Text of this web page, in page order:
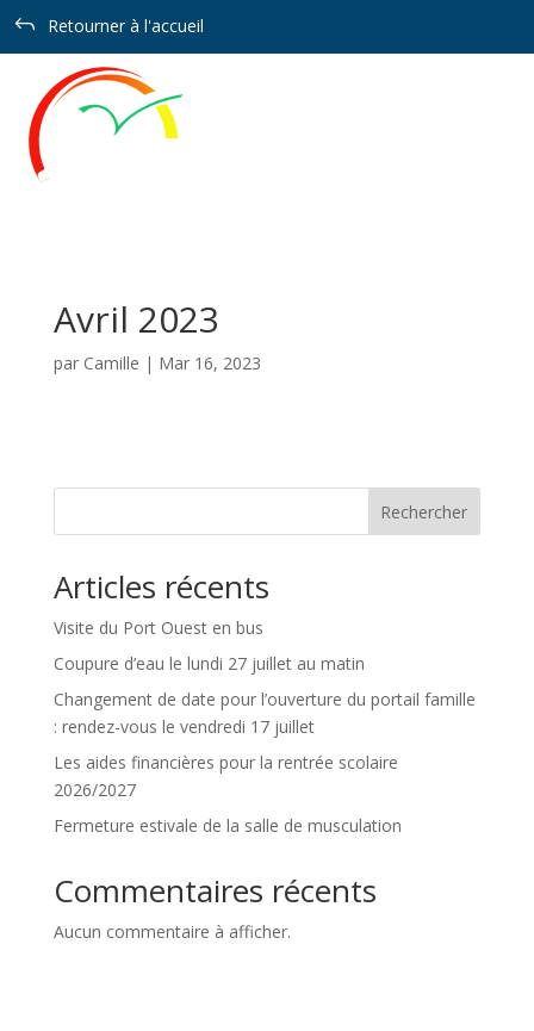
J Retourner à l'accueil
Avril 2023
par Camille | Mar 16, 2023
Rechercher
Articles récents
Visite du Port Ouest en bus
Coupure d’eau le lundi 27 juillet au matin
Changement de date pour l’ouverture du portail famille
: rendez-vous le vendredi 17 juillet
Les aides financières pour la rentrée scolaire
2026/2027
Fermeture estivale de la salle de musculation
Commentaires récents
Aucun commentaire à afficher.
Panneau de gestion des cookies